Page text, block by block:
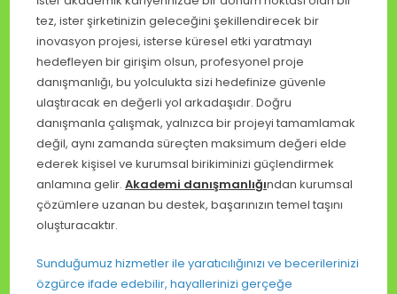
tez, ister şirketinizin geleceğini şekillendirecek bir
inovasyon projesi, isterse küresel etki yaratmayı
hedefleyen bir girişim olsun, profesyonel proje
danışmanlığı, bu yolculukta sizi hedefinize güvenle
ulaştıracak en değerli yol arkadaşıdır. Doğru
danışmanla çalışmak, yalnızca bir projeyi tamamlamak
değil, aynı zamanda süreçten maksimum değeri elde
ederek kişisel ve kurumsal birikiminizi güçlendirmek
anlamına gelir.Akademi danışmanlığından kurumsal
çözümlere uzanan bu destek, başarınızın temel taşını
oluşturacaktır.
Sunduğumuz hizmetler ile yaratıcılığınızı ve becerilerinizi
özgürce ifade edebilir, hayallerinizi gerçeğe